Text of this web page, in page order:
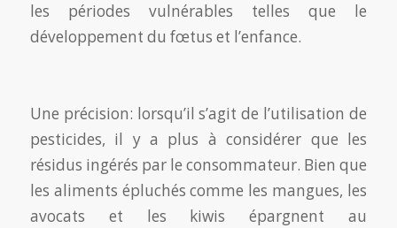
les périodes vulnérables telles que le
développement du fœtus et l’enfance.
Une précision: lorsqu’il s’agit de l’utilisation de
pesticides, il y a plus à considérer que les
résidus ingérés par le consommateur. Bien que
les aliments épluchés comme les mangues, les
avocats et les kiwis épargnent au